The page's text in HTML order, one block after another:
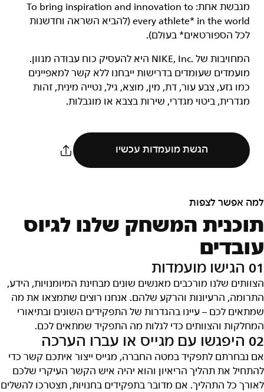
מגבשת אחת: To bring inspiration and innovation to
every athlete* in the world (להביא השראה וחדשנות
לכל הספורטאים* בעולם).
המחויבות של NIKE, Inc.‎ היא להעסיק כוח עבודה מגוון.
מועמדים שעומדים בדרישות ייבחנו ללא קשר למאפיינים
כמו גזע, צבע עור, דת, מין, מוצא, גיל, נטייה מינית, זהות
מגדרית, ביטוי מגדרי, שירות בצבא או מוגבלות.
הגשת מועמדות עכשיו
למה אפשר לצפות
תוכנית המשחק שלנו לגיוס
עובדים
01 הגישו מועמדות
הצוותים שלנו מורכבים מאנשים שונים מבחינת המיומנויות, הידע,
התרומה, הרעיונות והרקע שלהם. אנחנו רוצים שתמצאו את מה
שמתאים לכם – עיינו בהגדרות של התפקידים השונים ובתיאורי
המחלקות והצוותים כדי לגלות מה התפקיד שמתאים לכם.
02 היפגשו עם מגייס או עברו הערכה
אם נבחרתם לתפקיד במטה החברה, מגייס ייצור איתכם קשר כדי
להתחיל את תהליך הריאיון והוא יהיה איש הקשר העיקרי שלכם
לאורך כל התהליך. אם מדובר בתפקידים בחנויות, תצטרכו להשלים